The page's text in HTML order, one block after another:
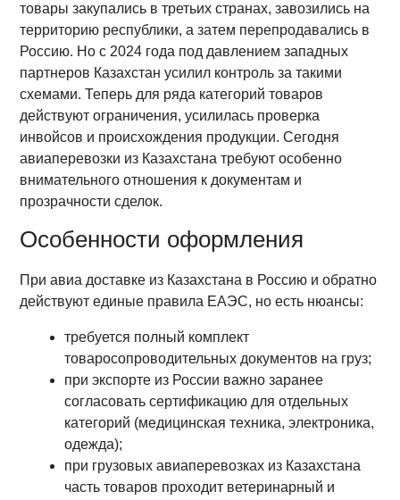
товары закупались в третьих странах, завозились на
территорию республики, а затем перепродавались в
Россию. Но с 2024 года под давлением западных
партнеров Казахстан усилил контроль за такими
схемами. Теперь для ряда категорий товаров
действуют ограничения, усилилась проверка
инвойсов и происхождения продукции. Сегодня
авиаперевозки из Казахстана требуют особенно
внимательного отношения к документам и
прозрачности сделок.
Особенности оформления
При авиа доставке из Казахстана в Россию и обратно
действуют единые правила ЕАЭС, но есть нюансы:
требуется полный комплект
товаросопроводительных документов на груз;
при экспорте из России важно заранее
согласовать сертификацию для отдельных
категорий (медицинская техника, электроника,
одежда);
при грузовых авиаперевозках из Казахстана
часть товаров проходит ветеринарный и